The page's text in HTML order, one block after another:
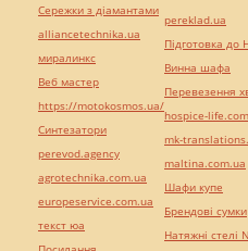
Сережки з діамантами
alliancetechnika.ua
миралинкс
Веб мастер
https://motokosmos.ua/
Синтезатори
perevod.agency
agrotechnika.com.ua
europeservice.com.ua
текст юа
pereklad.ua
Підготовка
Винна шафа
Перевезення
hospice-
mk-
maltina.com.ua
Шафи купе
Брендові сумки
Натяжні стелі